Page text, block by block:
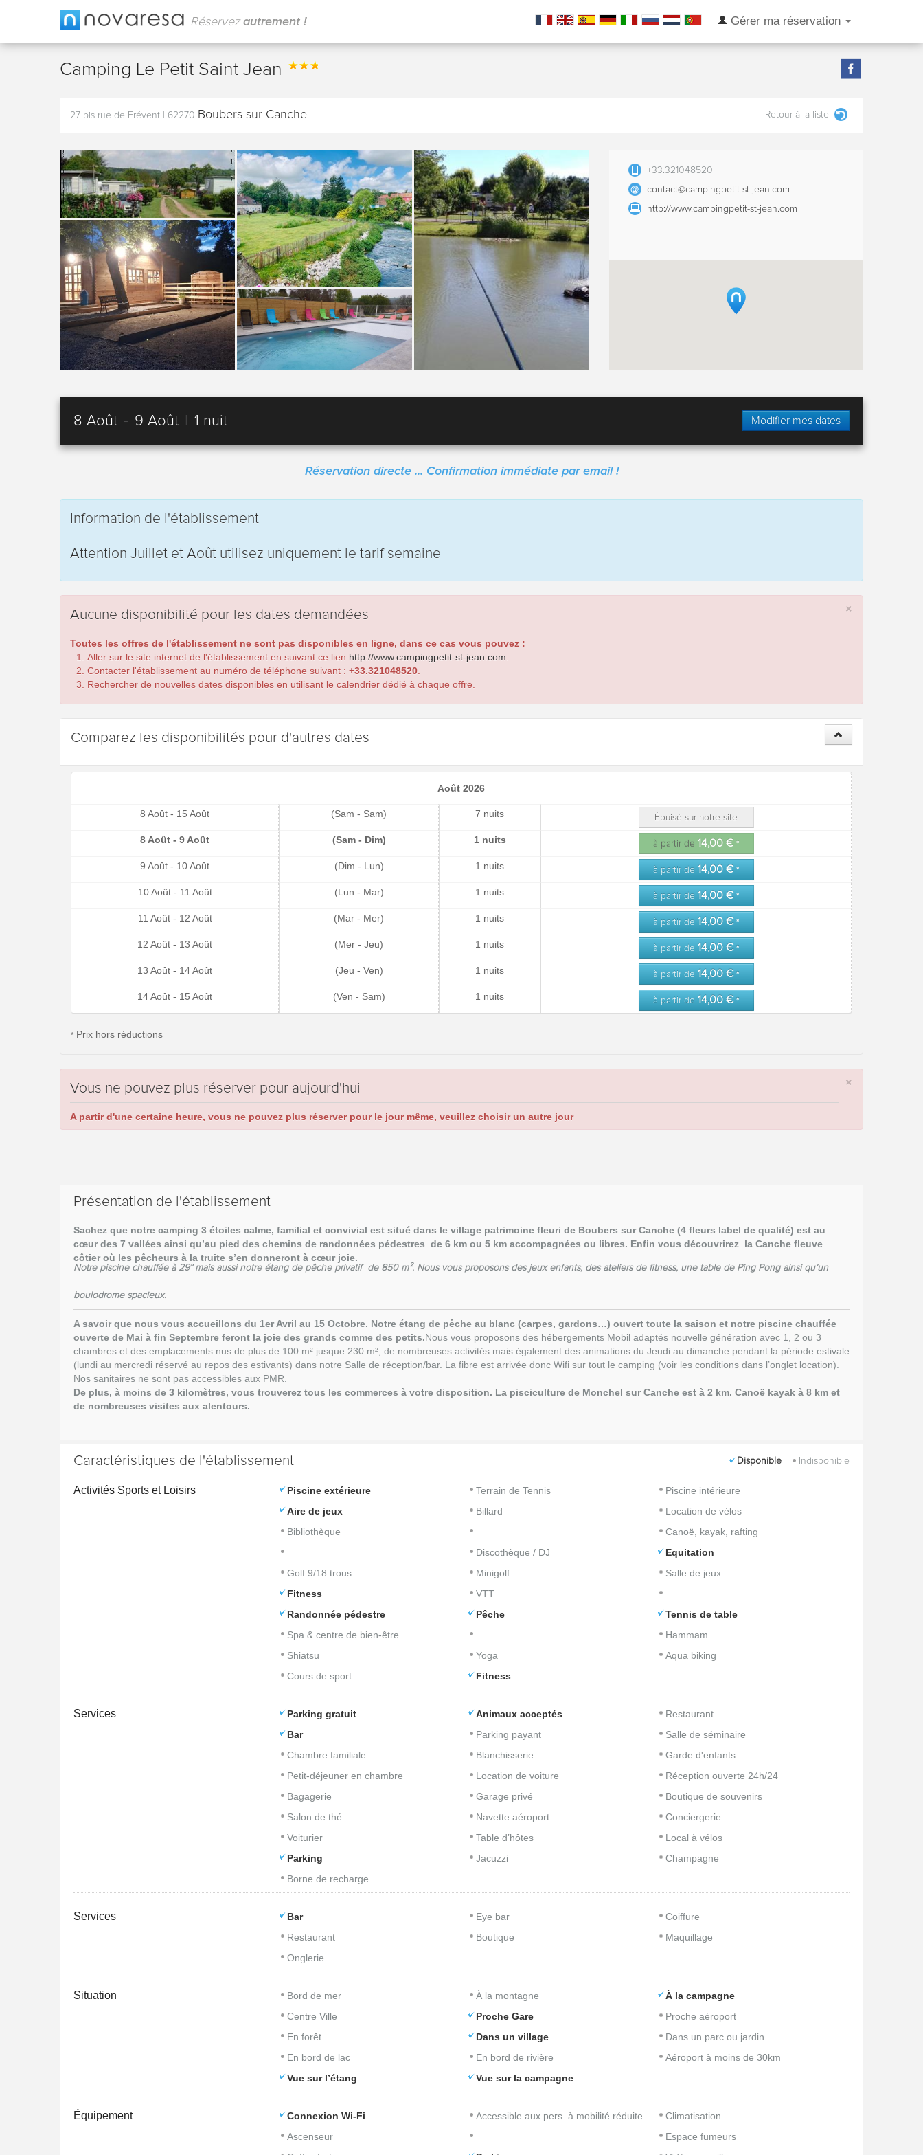
Réservezautrement ! Gérer ma réservation
Camping Le Petit Saint Jean
27 bis rue de Frévent 62270 Boubers-sur-Canche Retour à la liste
+33.321048520
contact@campingpetit-st-jean.com
http://www.campingpetit-st-jean.com
8 Août - 9 Août 1 nuit Modifier mes dates
Réservation directe ... Confirmation immédiate par email !
Information de l'établissement
Attention Juillet et Août utilisez uniquement le tarif semaine
×
Aucune disponibilité pour les dates demandées
Toutes les offres de l'établissement ne sont pas disponibles en ligne, dans ce cas vous pouvez :
Aller sur le site internet de l'établissement en suivant ce lien http://www.campingpetit-st-jean.com
Contacter l'établissement au numéro de téléphone suivant : +33.321048520
Rechercher de nouvelles dates disponibles en utilisant le calendrier dédié à chaque offre.
Comparez les disponibilités pour d'autres dates
Août 2026
8 Août - 15 Août (Sam - Sam) 7 nuits Épuisé sur notre site
8 Août - 9 Août (Sam - Dim) 1 nuits à partir de 14,00 € *
9 Août - 10 Août (Dim - Lun) 1 nuits à partir de 14,00 € *
10 Août - 11 Août (Lun - Mar) 1 nuits à partir de 14,00 € *
11 Août - 12 Août (Mar - Mer) 1 nuits à partir de 14,00 € *
12 Août - 13 Août (Mer - Jeu) 1 nuits à partir de 14,00 € *
13 Août - 14 Août (Jeu - Ven) 1 nuits à partir de 14,00 € *
14 Août - 15 Août (Ven - Sam) 1 nuits à partir de 14,00 € *
* Prix hors réductions
×
Vous ne pouvez plus réserver pour aujourd'hui
A partir d'une certaine heure, vous ne pouvez plus réserver pour le jour même, veuillez choisir un autre jour
Présentation de l'établissement
Sachez que notre camping 3 étoiles calme, familial et convivial est situé dans le village patrimoine fleuri de Boubers sur Canche (4 fleurs label de qualité) est au
cœur des 7 vallées ainsi qu’au pied des chemins de randonnées pédestres de 6 km ou 5 km accompagnées ou libres. Enfin vous découvrirez la Canche fleuve
côtier où les pêcheurs à la truite s’en donneront à cœur joie.
Notre piscine chauffée à 29° mais aussi notre étang de pêche privatif de 850 m². Nous vous proposons des jeux enfants, des ateliers de fitness, unetable de Ping Pongainsi qu’un
boulodrome spacieux.
A savoir que nous vous accueillons du 1er Avril au 15 Octobre. Notre étang de pêche au blanc (carpes, gardons…) ouvert toute la saison et notre piscine chauffée
ouverte de Mai à fin Septembre feront la joie des grands comme des petits.Nous vous proposons des hébergements Mobil adaptés nouvelle génération avec 1, 2 ou 3
chambres et des emplacements nus de plus de 100 m² jusque 230 m², de nombreuses activités mais également des animations du Jeudi au dimanche pendant la période estivale
(lundi au mercredi réservé au repos des estivants) dans notre Salle de réception/bar. La fibre est arrivée donc Wifi sur tout le camping (voir les conditions dans l’onglet location).
Nos sanitaires ne sont pas accessibles aux PMR.
De plus, à moins de 3 kilomètres, vous trouverez tous les commerces à votre disposition. La pisciculture de Monchel sur Canche est à 2 km. Canoë kayak à 8 km et
de nombreuses visites aux alentours.
Caractéristiques de l'établissement Disponible Indisponible
Activités Sports et Loisirs Piscine extérieure Terrain de Tennis
Piscine intérieure
Aire de jeux
Billard
Location de vélos
Bibliothèque
Canoë, kayak, rafting
Discothèque / DJ
Equitation
Golf 9/18 trous
Minigolf
Salle de jeux
Fitness
VTT
Randonnée pédestre
Pêche
Tennis de table
Spa & centre de bien-être
Hammam
Shiatsu
Yoga
Aqua biking
Cours de sport
Fitness
Services Parking gratuit Animaux acceptés
Restaurant
Bar
Parking payant
Salle de séminaire
Chambre familiale
Blanchisserie
Garde d'enfants
Petit-déjeuner en chambre
Location de voiture
Réception ouverte 24h/24
Bagagerie
Garage privé
Boutique de souvenirs
Salon de thé
Navette aéroport
Conciergerie
Voiturier
Table d’hôtes
Local à vélos
Parking
Jacuzzi
Champagne
Borne de recharge
Services Bar Eye bar
Coiffure
Restaurant
Boutique
Maquillage
Onglerie
Situation Bord de mer À la montagne
À la campagne
Centre Ville
Proche Gare
Proche aéroport
En forêt
Dans un village
Dans un parc ou jardin
En bord de lac
En bord de rivière
Aéroport à moins de 30km
Vue sur l’étang
Vue sur la campagne
Équipement Connexion Wi-Fi Accessible aux pers. à mobilité réduite
Climatisation
Ascenseur
Espace fumeurs